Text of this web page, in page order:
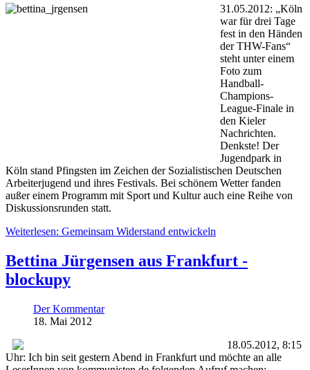
31.05.2012: „Köln
war für drei Tage
fest in den Händen
der THW-Fans“
steht unter einem
Foto zum
Handball-
Champions-
League-Finale in
den Kieler
Nachrichten.
Denkste! Der
Jugendpark in
Köln stand Pfingsten im Zeichen der Sozialistischen Deutschen
Arbeiterjugend und ihres Festivals. Bei schönem Wetter fanden
außer einem Programm mit Sport und Kultur auch eine Reihe von
Diskussionsrunden statt.
Weiterlesen: Gemeinsam Widerstand entwickeln
Bettina Jürgensen aus Frankfurt -
blockupy
Der Kommentar
18. Mai 2012
18.05.2012, 8:15
Uhr: Ich bin seit gestern Abend in Frankfurt und möchte an alle